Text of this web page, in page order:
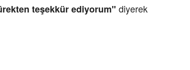
teşekkür ediyorum" diyerek